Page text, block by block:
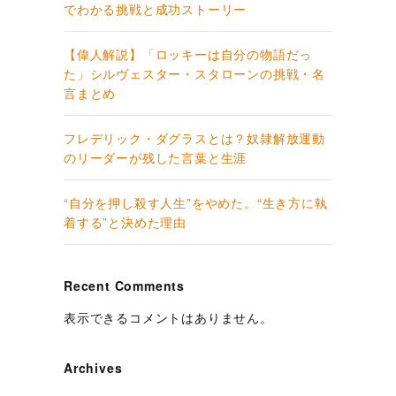
でわかる挑戦と成功ストーリー
【偉人解説】「ロッキーは自分の物語だっ
た」シルヴェスター・スタローンの挑戦・名
言まとめ
フレデリック・ダグラスとは？奴隷解放運動
のリーダーが残した言葉と生涯
“自分を押し殺す人生”をやめた。“生き方に執
着する”と決めた理由
Recent Comments
表示できるコメントはありません。
Archives